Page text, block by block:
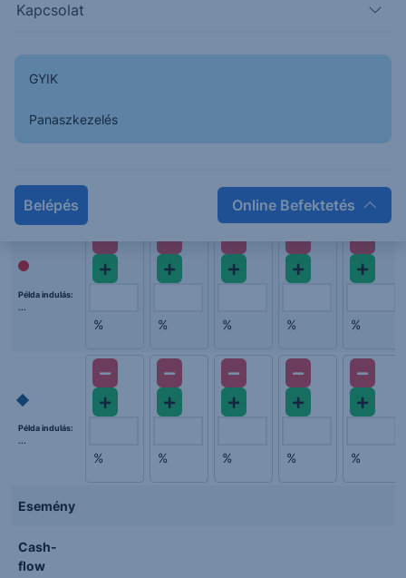
Kapcsolat
GYIK
Panaszkezelés
Belépés Online Befektetés
értékelés
értékelés
értékelés
Példa indulás:
...
% % % % %
Példa indulás:
...
% % % % %
Esemény
Cash-
flow